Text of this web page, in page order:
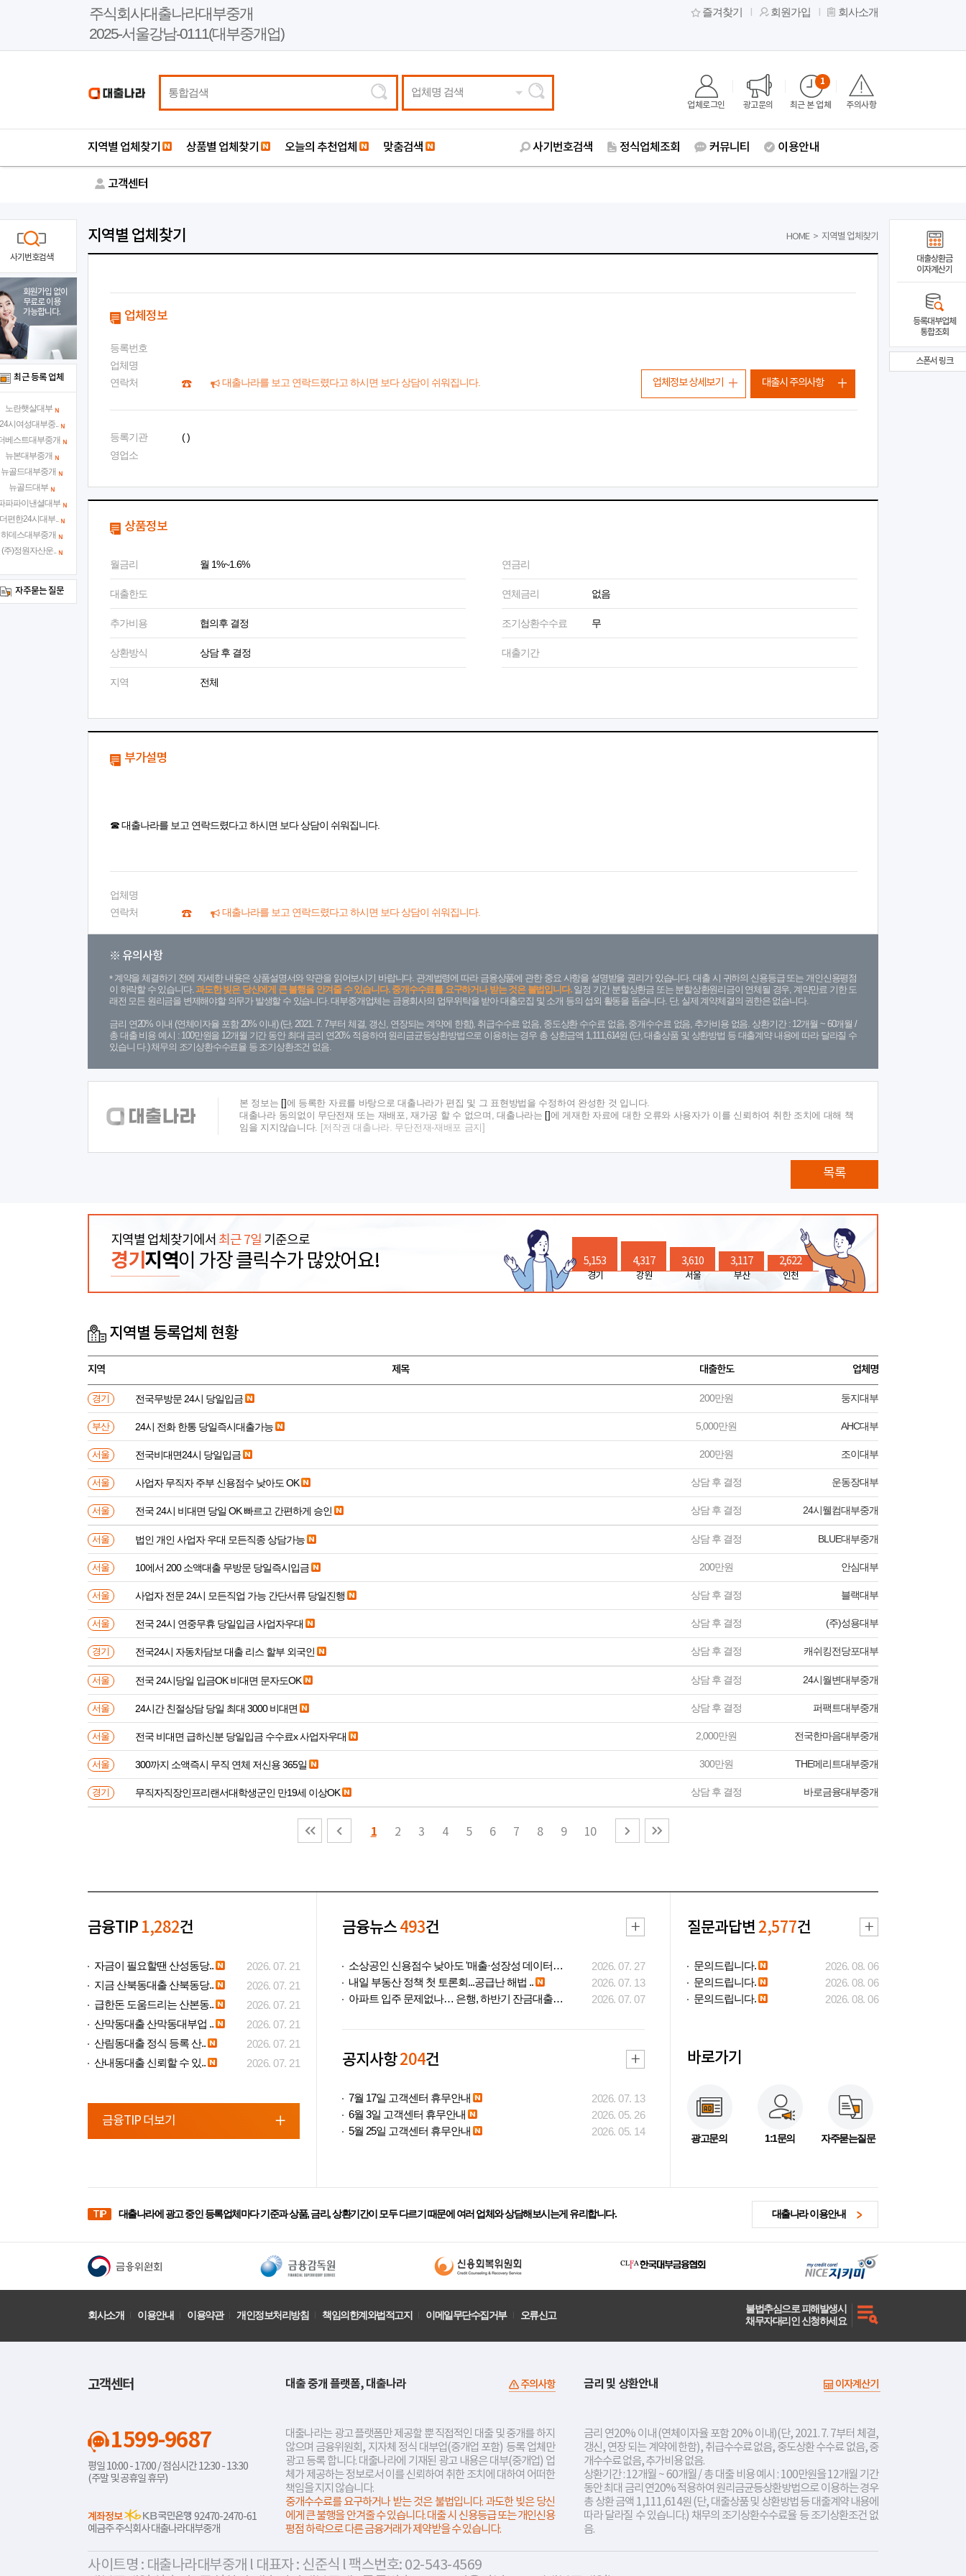
주식회사대출나라대부중개
2025-서울강남-0111(대부중개업)
즐겨찾기 회원가입 회사소개
업체명 검색
업체로그인 광고문의 최근 본 업체
1
주의사항
지역별 업체찾기 상품별 업체찾기 오늘의 추천업체 맞춤검색 사기번호검색 정식업체조회 커뮤니티 이용안내
고객센터
지역별 업체찾기 HOME > 지역별 업체찾기
업체정보
등록번호
업체명
연락처
대출나라를 보고 연락드렸다고 하시면 보다 상담이 쉬워집니다.
등록기관
( )
영업소
업체정보 상세보기 대출시 주의사항
상품정보
월금리 월 1%~1.6% 연금리
대출한도 연체금리 없음
추가비용 협의후 결정 조기상환수수료 무
상환방식 상담 후 결정 대출기간
지역 전체
부가설명
☎ 대출나라를 보고 연락드렸다고 하시면 보다 상담이 쉬워집니다.
업체명
연락처
대출나라를 보고 연락드렸다고 하시면 보다 상담이 쉬워집니다.
※ 유의사항
계약을 체결하기 전에 자세한 내용은 상품설명서와 약관을 읽어보시기 바랍니다. 관계법령에 따라 금융상품에 관한 중요 사항을 설명받을 권리가 있습니다. 대출 시 귀하의 신용등급 또는 개인신용평점
이 하락할 수 있습니다.과도한 빚은 당신에게 큰 불행을 안겨줄 수 있습니다. 중개수수료를 요구하거나 받는 것은 불법입니다.일정 기간 분할상환금 또는 분할상환원리금이 연체될 경우, 계약만료 기한 도
래전 모든 원리금을 변제해야할 의무가 발생할 수 있습니다. 대부중개업체는 금융회사의 업무위탁을 받아 대출모집 및 소개 등의 섭외 활동을 돕습니다. 단, 실제 계약체결의 권한은 없습니다.
금리 연20% 이내 (연체이자율 포함 20% 이내) (단, 2021. 7. 7부터 체결, 갱신, 연장되는 계약에 한함), 취급수수료 없음, 중도상환 수수료 없음, 중개수수료 없음, 추가비용 없음. 상환기간 : 12개월 ~ 60개월 /
총 대출 비용 예시 : 100만원을 12개월 기간 동안 최대 금리 연20% 적용하여 원리금균등상환방법으로 이용하는 경우 총 상환금액 1,111,614원 (단, 대출상품 및 상환방법 등 대출계약 내용에 따라 달라질 수
있습니 다.) 채무의 조기상환수수료율 등 조기상환조건 없음.
본 정보는
에 등록한 자료를 바탕으로 대출나라가 편집 및 그 표현방법을 수정하여 완성한 것 입니다.
대출나라 동의없이 무단전재 또는 재배포, 재가공 할 수 없으며, 대출나라는
에 게재한 자료에 대한 오류와 사용자가 이를 신뢰하여 취한 조치에 대해 책
임을 지지않습니다.
[저작권 대출나라. 무단전재-재배포 금지]
목록
지역별 업체찾기에서 최근 7일 기준으로
경기 지역이 가장 클릭수가 많았어요! 5,153
경기
4,317
강원
3,610
서울
3,117
부산
2,622
인천
지역별 등록업체 현황
지역 제목 대출한도 업체명
경기 전국무방문 24시 당일입금 200만원 둥지대부
부산 24시 전화 한통 당일즉시대출가능 5,000만원 AHC대부
서울 전국비대면24시 당일입금 200만원 조이대부
서울 사업자 무직자 주부 신용점수 낮아도 OK 상담 후 결정 운동장대부
서울 전국 24시 비대면 당일 OK 빠르고 간편하게 승인 상담 후 결정 24시웰컴대부중개
서울 법인 개인 사업자 우대 모든직종 상담가능 상담 후 결정 BLUE대부중개
서울 10에서 200 소액대출 무방문 당일즉시입금 200만원 안심대부
서울 사업자 전문 24시 모든직업 가능 간단서류 당일진행 상담 후 결정 블랙대부
서울 전국 24시 연중무휴 당일입금 사업자우대 상담 후 결정 (주)성용대부
경기 전국24시 자동차담보 대출 리스 할부 외국인 상담 후 결정 캐쉬킹전당포대부
서울 전국 24시당일 입금OK 비대면 문자도OK 상담 후 결정 24시월변대부중개
서울 24시간 친절상담 당일 최대 3000 비대면 상담 후 결정 퍼팩트대부중개
서울 전국 비대면 급하신분 당일입금 수수료x 사업자우대 2,000만원 전국한마음대부중개
서울 300까지 소액즉시 무직 연체 저신용 365일 300만원 THE메리트대부중개
경기 무직자직장인프리랜서대학생군인 만19세 이상OK 상담 후 결정 바로금융대부중개
1 2 3 4 5 6 7 8 9 10
사기번호검색
회원가입 없이
무료로 이용
가능합니다.
최근 등록 업체
노란햇살대부
시여성대부중..
베스트대부중개
뉴본대부중개
뉴골드대부중개
뉴골드대부
파파이낸셜대부
편한24시대부..
하데스대부중개
(주)정원자산운..
자주묻는 질문
대출상환금
이자계산기
등록대부업체
통합조회
스폰서 링크
금융TIP 1,282건
자금이 필요할땐 산성동당..
2026. 07. 21
지금 산북동대출 산북동당..
2026. 07. 21
급한돈 도움드리는 산본동..
2026. 07. 21
산막동대출 산막동대부업 ..
2026. 07. 21
산림동대출 정식 등록 산..
2026. 07. 21
산내동대출 신뢰할 수 있..
2026. 07. 21
금융TIP 더보기
금융뉴스493건
소상공인 신용점수 낮아도 '매출·성장성 데이터..
2026. 07. 27
내일 부동산 정책 첫 토론회...공급난 해법 ..
2026. 07. 13
아파트 입주 문제없나… 은행, 하반기 잔금대출..
2026. 07. 07
공지사항204건
7월 17일 고객센터 휴무안내
2026. 07. 13
6월 3일 고객센터 휴무안내
2026. 05. 26
5월 25일 고객센터 휴무안내
2026. 05. 14
질문과답변 2,577건
문의드립니다.
2026. 08. 06
문의드립니다.
2026. 08. 06
문의드립니다.
2026. 08. 06
바로가기
광고문의 1:1문의 자주묻는질문
TIP 대출나라에 광고 중인 등록업체마다 기준과 상품, 금리, 상환기간이 모두 다르기 때문에 여러 업체와 상담해보시는게 유리합니다. 대출나라 이용안내
회사소개 이용안내 이용약관 개인정보처리방침 책임의한계와법적고지 이메일무단수집거부 오류신고
불법추심으로 피해발생시
채무자대리인 신청하세요
고객센터
1599-9687
평일 10:00 - 17:00 / 점심시간 12:30 - 13:30
(주말 및 공휴일 휴무)
계좌정보
92470-2470-61
예금주 주식회사 대출나라대부중개
대출 중개 플랫폼, 대출나라 주의사항
대출나라는 광고 플랫폼만 제공할 뿐 직접적인 대출 및 중개를 하지
않으며 금융위원회, 지자체 정식 대부업(중개업 포함) 등록 업체만
광고 등록 합니다. 대출나라에 기재된 광고 내용은 대부(중개업) 업
체가 제공하는 정보로서 이를 신뢰하여 취한 조치에 대하여 어떠한
책임을 지지 않습니다.
중개수수료를 요구하거나 받는 것은 불법입니다. 과도한 빚은 당신
에게 큰 불행을 안겨줄 수 있습니다. 대출 시 신용등급 또는 개인신용
평점 하락으로 다른 금융거래가 제약받을 수 있습니다.
금리 및 상환안내 이자계산기
금리 연20% 이내 (연체이자율 포함 20% 이내)(단, 2021. 7. 7부터 체결,
갱신, 연장 되는 계약에 한함), 취급수수료 없음, 중도상환 수수료 없음, 중
개수수료 없음, 추가비용 없음.
상환기간 : 12개월 ~ 60개월 / 총 대출 비용 예시 : 100만원을 12개월 기간
동안 최대 금리 연20% 적용하여 원리금균등상환방법으로 이용하는 경우
총 상환 금액 1,111,614원 (단, 대출상품 및 상환방법 등 대출계약 내용에
따라 달라질 수 있습니다.) 채무의 조기상환수수료율 등 조기상환조건 없
음.
사이트명 : 대출나라대부중개 l 대표자 : 신준식 l 팩스번호: 02-543-4569